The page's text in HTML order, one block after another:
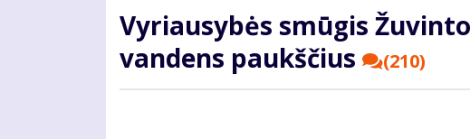
Vy­riau­sy­bės smū­gis
van­dens paukš­čius
(210)